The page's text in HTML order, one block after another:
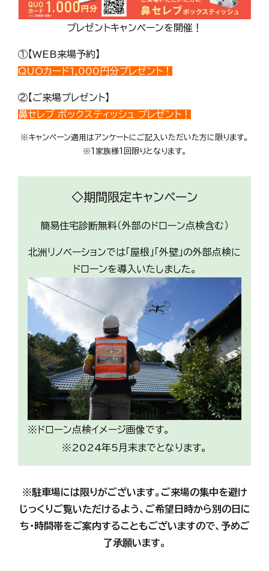
プレゼントキャンペーンを開催！
①【WEB来場予約】
QUOカード1,000円分プレゼント！
②【ご来場プレゼント】
鼻セレブ ボックスティッシュ プレゼント！
※キャンペーン適用はアンケートにご記入いただいた方に限ります。
※1家族様1回限りとなります。
◇期間限定キャンペーン
簡易住宅診断無料（外部のドローン点検含む）
北洲リノベーションでは「屋根」「外壁」の外部点検に
ドローンを導入いたしました。
※ドローン点検イメージ画像です。
※2024年5月末までとなります。
※駐車場には限りがございます。ご来場の集中を避け
じっくりご覧いただけるよう、ご希望日時から別の日に
ち・時間帯をご案内することもございますので、予めご
了承願います。